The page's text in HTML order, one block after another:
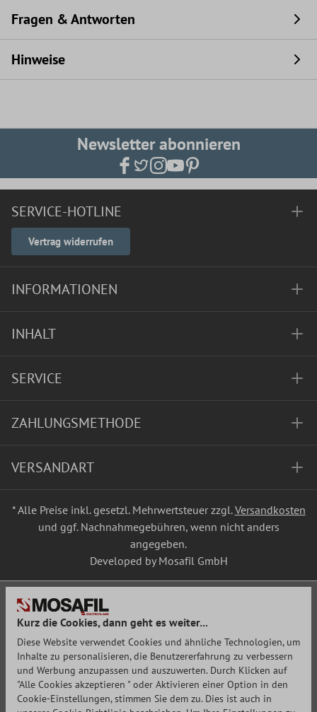
Fragen & Antworten
Hinweise
Newsletter abonnieren
SERVICE-HOTLINE
Vertrag widerrufen
INFORMATIONEN
INHALT
SERVICE
ZAHLUNGSMETHODE
VERSANDART
* Alle Preise inkl. gesetzl. Mehrwertsteuer zzgl.Versandkosten
und ggf. Nachnahmegebühren, wenn nicht anders
angegeben.
Developed by Mosafil GmbH
Kurz die Cookies, dann geht es weiter...
Diese Website verwendet Cookies und ähnliche Technologien, um
Inhalte zu personalisieren, die Benutzererfahrung zu verbessern
und Werbung anzupassen und auszuwerten. Durch Klicken auf
"Alle Cookies akzeptieren " oder Aktivieren einer Option in den
Cookie-Einstellungen, stimmen Sie dem zu. Dies ist auch in